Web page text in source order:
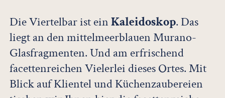
Die Viertelbar ist ein Kaleidoskop. Das
liegt an den mittelmeerblauen Murano-
Glasfragmenten. Und am erfrischend
facettenreichen Vielerlei dieses Ortes. Mit
Blick auf Klientel und Küchenzaubereien